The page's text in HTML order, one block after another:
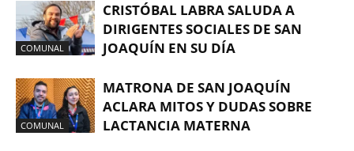
COMUNAL
CRISTÓBAL LABRA SALUDA A
DIRIGENTES SOCIALES DE SAN
JOAQUÍN EN SU DÍA
COMUNAL
MATRONA DE SAN JOAQUÍN
ACLARA MITOS Y DUDAS SOBRE
LACTANCIA MATERNA